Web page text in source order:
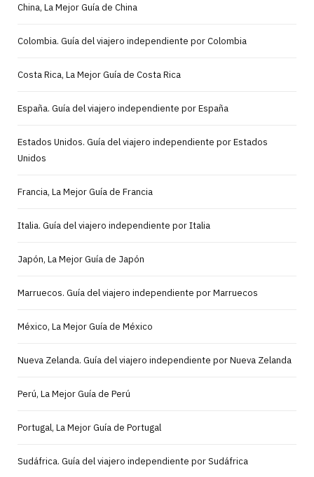
China, La Mejor Guía de China
Colombia. Guía del viajero independiente por Colombia
Costa Rica, La Mejor Guía de Costa Rica
España. Guía del viajero independiente por España
Estados Unidos. Guía del viajero independiente por Estados
Unidos
Francia, La Mejor Guía de Francia
Italia. Guía del viajero independiente por Italia
Japón, La Mejor Guía de Japón
Marruecos. Guía del viajero independiente por Marruecos
México, La Mejor Guía de México
Nueva Zelanda. Guía del viajero independiente por Nueva Zelanda
Perú, La Mejor Guía de Perú
Portugal, La Mejor Guía de Portugal
Sudáfrica. Guía del viajero independiente por Sudáfrica